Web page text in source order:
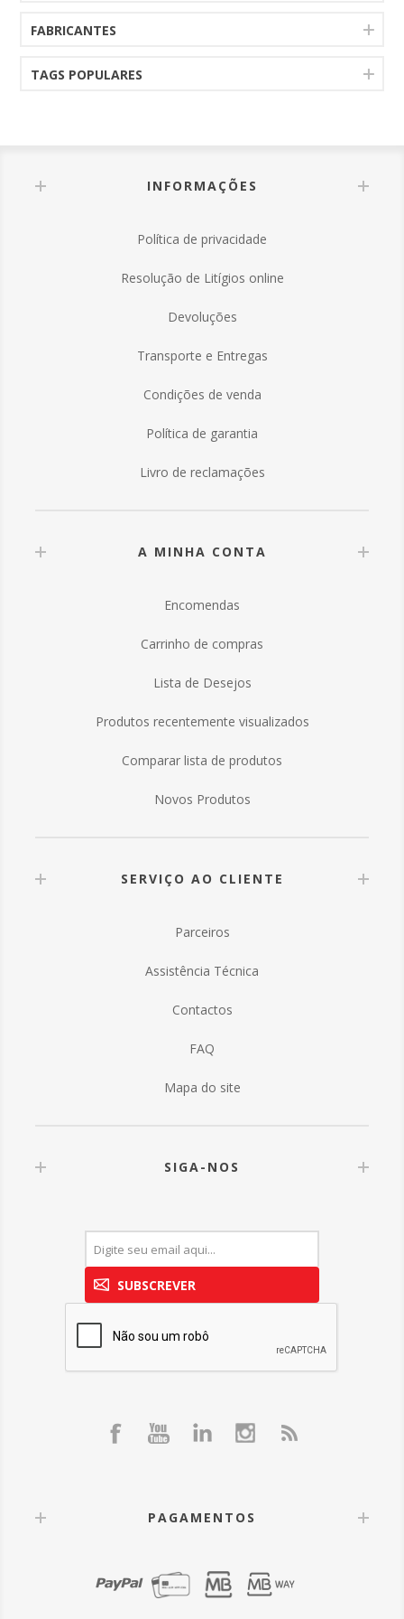
FABRICANTES
TAGS POPULARES
INFORMAÇÕES
Política de privacidade
Resolução de Litígios online
Devoluções
Transporte e Entregas
Condições de venda
Política de garantia
Livro de reclamações
A MINHA CONTA
Encomendas
Carrinho de compras
Lista de Desejos
Produtos recentemente visualizados
Comparar lista de produtos
Novos Produtos
SERVIÇO AO CLIENTE
Parceiros
Assistência Técnica
Contactos
FAQ
Mapa do site
SIGA-NOS
SUBSCREVER
PAGAMENTOS